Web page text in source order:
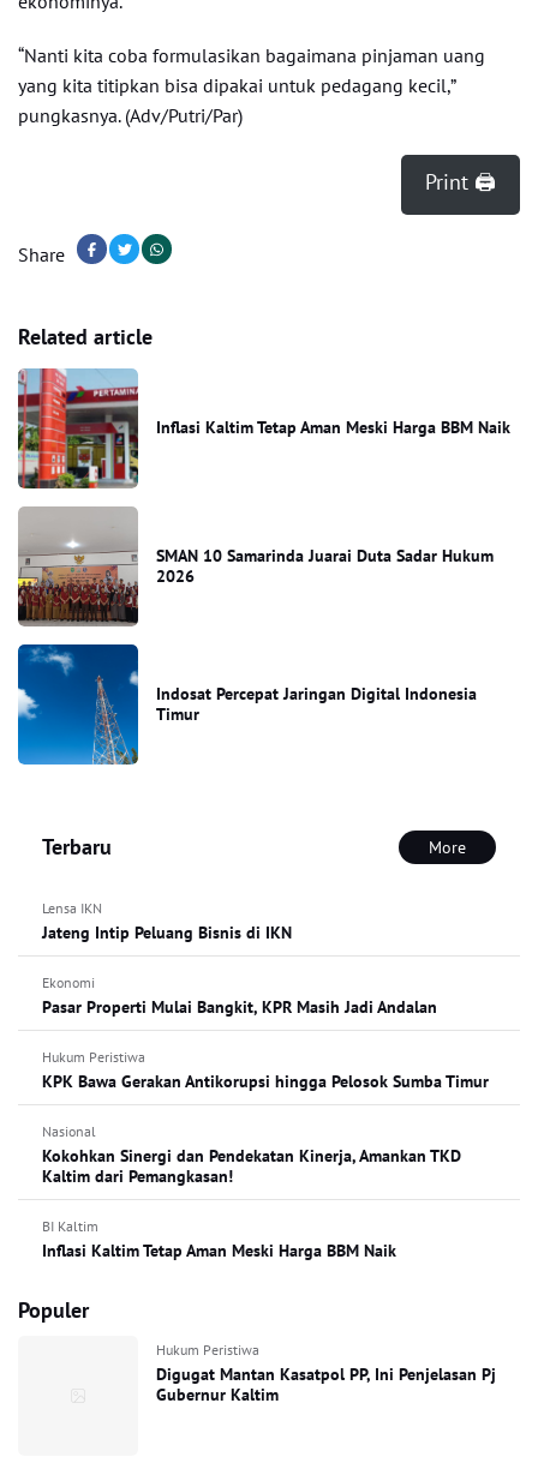
“Nanti kita coba formulasikan bagaimana pinjaman uang
yang kita titipkan bisa dipakai untuk pedagang kecil,”
pungkasnya. (Adv/Putri/Par)
Print 🖨
Share
Related article
Inflasi Kaltim Tetap Aman Meski Harga BBM Naik
SMAN 10 Samarinda Juarai Duta Sadar Hukum
2026
Indosat Percepat Jaringan Digital Indonesia
Timur
Terbaru More
Lensa IKN
Jateng Intip Peluang Bisnis di IKN
Ekonomi
Pasar Properti Mulai Bangkit, KPR Masih Jadi Andalan
Hukum Peristiwa
KPK Bawa Gerakan Antikorupsi hingga Pelosok Sumba Timur
Nasional
Kokohkan Sinergi dan Pendekatan Kinerja, Amankan TKD
Kaltim dari Pemangkasan!
BI Kaltim
Inflasi Kaltim Tetap Aman Meski Harga BBM Naik
Populer
Hukum Peristiwa
Digugat Mantan Kasatpol PP, Ini Penjelasan Pj
Gubernur Kaltim